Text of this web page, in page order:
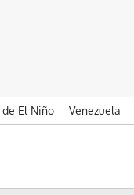
de El Niño Venezuela